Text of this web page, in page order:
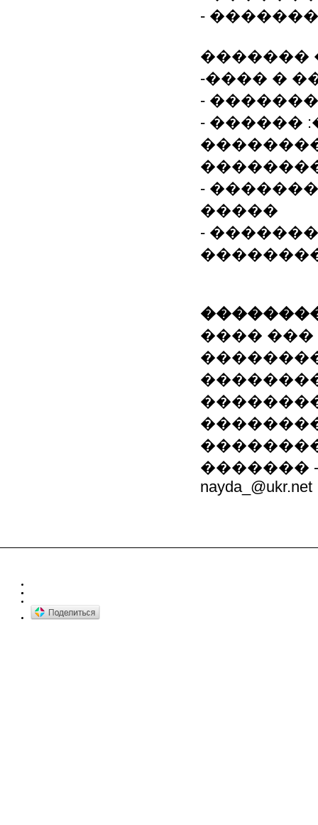
-
�������
-���� �
-
- ������
-
�����
-
����
������� -
nayda_@ukr.net